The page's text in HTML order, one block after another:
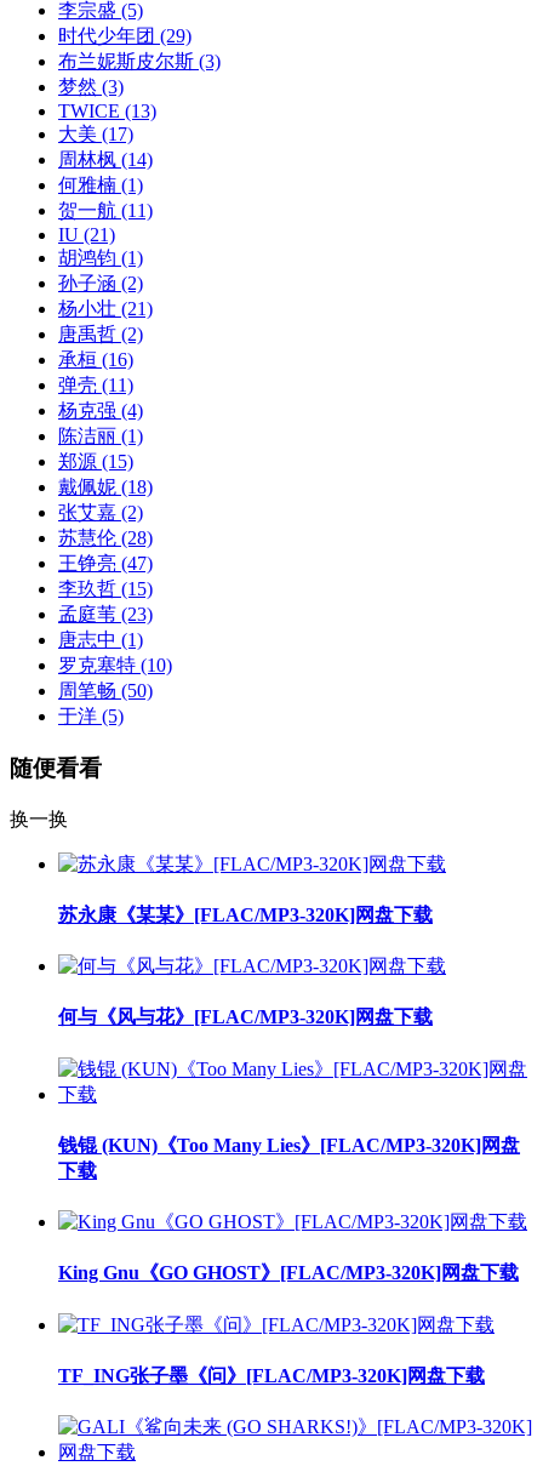
李宗盛 (5)
时代少年团 (29)
布兰妮斯皮尔斯 (3)
梦然 (3)
TWICE (13)
大美 (17)
周林枫 (14)
何雅楠 (1)
贺一航 (11)
IU (21)
胡鸿钧 (1)
孙子涵 (2)
杨小壮 (21)
唐禹哲 (2)
承桓 (16)
弹壳 (11)
杨克强 (4)
陈洁丽 (1)
郑源 (15)
戴佩妮 (18)
张艾嘉 (2)
苏慧伦 (28)
王铮亮 (47)
李玖哲 (15)
孟庭苇 (23)
唐志中 (1)
罗克塞特 (10)
周笔畅 (50)
于洋 (5)
随便看看
换一换
苏永康《某某》[FLAC/MP3-320K]网盘下载
何与《风与花》[FLAC/MP3-320K]网盘下载
钱锟 (KUN)《Too Many Lies》[FLAC/MP3-320K]网盘
下载
King Gnu《GO GHOST》[FLAC/MP3-320K]网盘下载
TF_ING张子墨《问》[FLAC/MP3-320K]网盘下载